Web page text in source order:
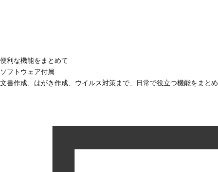
便利な機能をまとめて
ソフトウェア付属
文書作成、はがき作成、ウイルス対策まで、日常で役立つ機能をまと